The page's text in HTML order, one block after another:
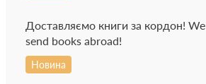
Доставляємо книги за кордон! We
send books abroad!
Новина